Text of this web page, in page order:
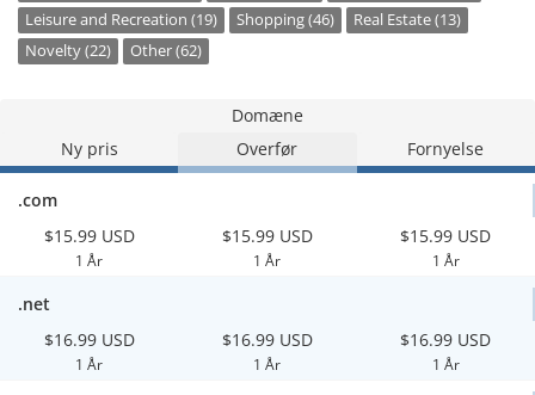
Leisure and Recreation (19)
Shopping (46)
Real Estate (13)
Novelty (22)
Other (62)
Domæne
Ny pris
Overfør Fornyelse
.com
$15.99 USD
1 År
$15.99 USD
1 År
$15.99 USD
1 År
.net
$16.99 USD
1 År
$16.99 USD
1 År
$16.99 USD
1 År